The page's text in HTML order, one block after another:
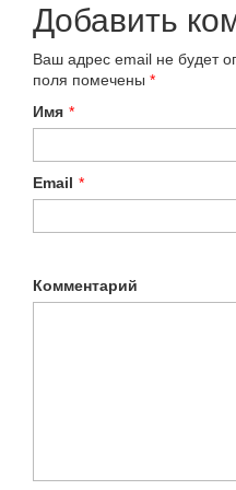
Добавить
Ваш адрес email не будет
поля помечены *
Имя *
Email *
Комментарий